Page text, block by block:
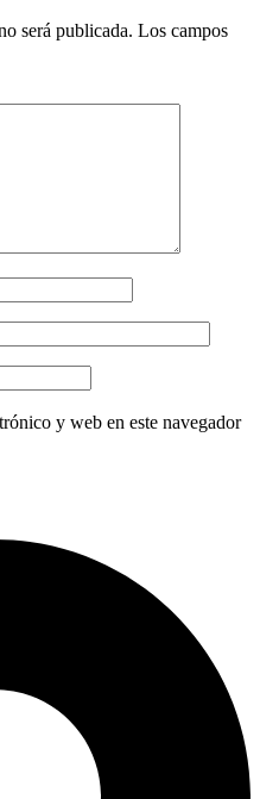
será publicada. Los campos
y web en este navegador